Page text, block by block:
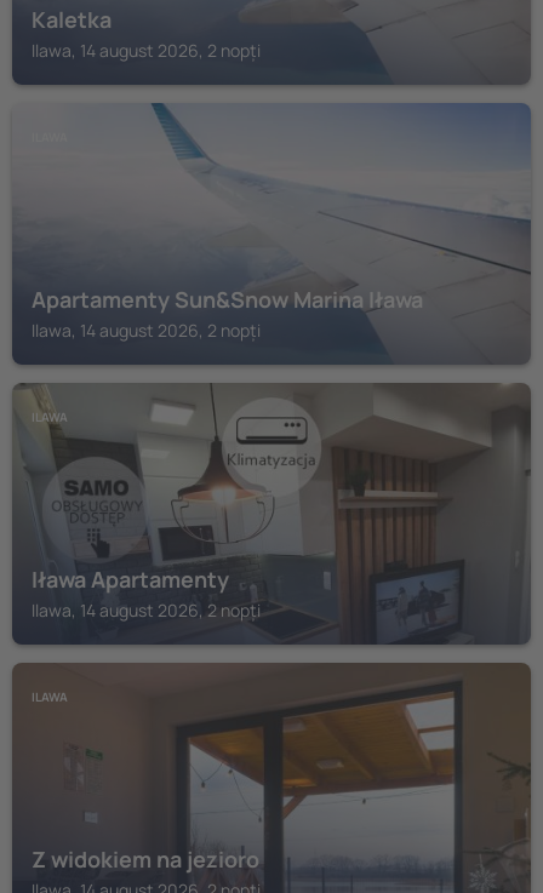
Kaletka
Ilawa, 14 august 2026, 2 nopți
Apartamenty Sun&Snow Marina Iława
Ilawa, 14 august 2026, 2 nopți
ILAWA
Iława Apartamenty
Ilawa, 14 august 2026, 2 nopți
ILAWA
Z widokiem na jezioro